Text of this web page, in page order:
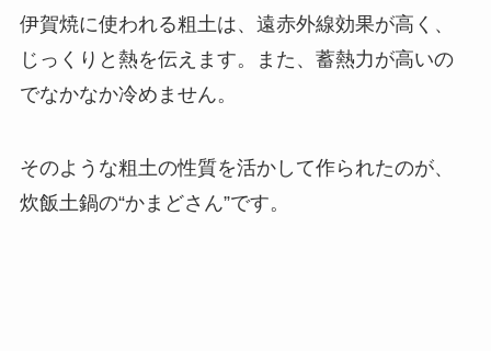
伊賀焼に使われる粗土は、遠赤外線効果が高く、
じっくりと熱を伝えます。また、蓄熱力が高いの
でなかなか冷めません。
そのような粗土の性質を活かして作られたのが、
炊飯土鍋の“かまどさん”です。